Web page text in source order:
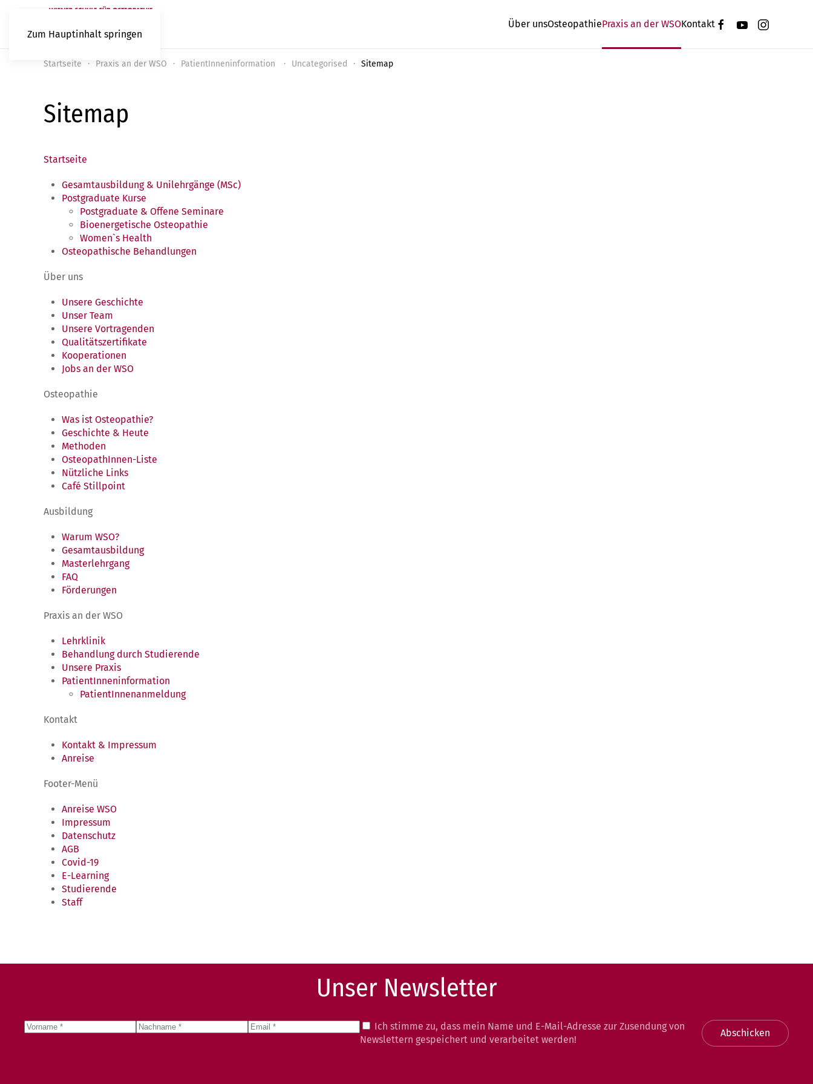
Zum Hauptinhalt springen
Über unsOsteopathiePraxis an der WSOKontakt
Startseite Praxis an der WSO PatientInneninformation Uncategorised Sitemap
Sitemap
Startseite
Gesamtausbildung & Unilehrgänge (MSc)
Postgraduate Kurse
Postgraduate & Offene Seminare
Bioenergetische Osteopathie
Women`s Health
Osteopathische Behandlungen
Über uns
Unsere Geschichte
Unser Team
Unsere Vortragenden
Qualitätszertifikate
Kooperationen
Jobs an der WSO
Osteopathie
Was ist Osteopathie?
Geschichte & Heute
Methoden
OsteopathInnen-Liste
Nützliche Links
Café Stillpoint
Ausbildung
Warum WSO?
Gesamtausbildung
Masterlehrgang
FAQ
Förderungen
Praxis an der WSO
Lehrklinik
Behandlung durch Studierende
Unsere Praxis
PatientInneninformation
PatientInnenanmeldung
Kontakt
Kontakt & Impressum
Anreise
Footer-Menü
Anreise WSO
Impressum
Datenschutz
AGB
Covid-19
E-Learning
Studierende
Staff
Unser Newsletter
Ich stimme zu, dass mein Name und E-Mail-Adresse zur Zusendung von
Newslettern gespeichert und verarbeitet werden!
Abschicken